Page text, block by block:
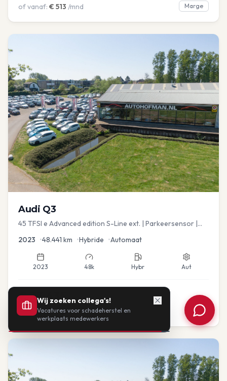
of vanaf: € 513 /mnd Marge
Audi Q3
45 TFSI e Advanced edition S-Line ext. | Parkeersensor |
2023 •48.441 km •Hybride •Automaat
2023 48k Hybr Aut
€33.435
of vanaf: €693/mnd BTW
Wij zoeken collega's!
Vacatures voor schadeherstel en
werkplaats medewerkers